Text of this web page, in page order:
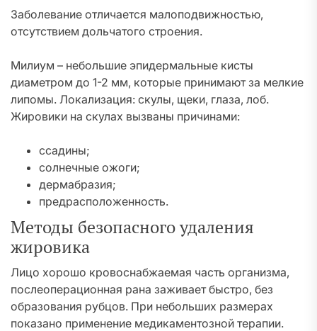
Заболевание отличается малоподвижностью,
отсутствием дольчатого строения.
Милиум – небольшие эпидермальные кисты
диаметром до 1-2 мм, которые принимают за мелкие
липомы. Локализация: скулы, щеки, глаза, лоб.
Жировики на скулах вызваны причинами:
ссадины;
солнечные ожоги;
дермабразия;
предрасположенность.
Методы безопасного удаления
жировика
Лицо хорошо кровоснабжаемая часть организма,
послеоперационная рана заживает быстро, без
образования рубцов. При небольших размерах
показано применение медикаментозной терапии.